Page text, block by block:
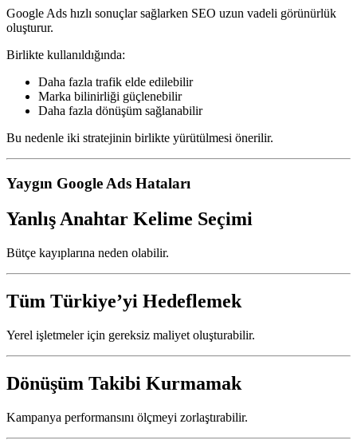
Google Ads hızlı sonuçlar sağlarken SEO uzun vadeli görünürlük
oluşturur.
Birlikte kullanıldığında:
Daha fazla trafik elde edilebilir
Marka bilinirliği güçlenebilir
Daha fazla dönüşüm sağlanabilir
Bu nedenle iki stratejinin birlikte yürütülmesi önerilir.
Yaygın Google Ads Hataları
Yanlış Anahtar Kelime Seçimi
Bütçe kayıplarına neden olabilir.
Tüm Türkiye’yi Hedeflemek
Yerel işletmeler için gereksiz maliyet oluşturabilir.
Dönüşüm Takibi Kurmamak
Kampanya performansını ölçmeyi zorlaştırabilir.